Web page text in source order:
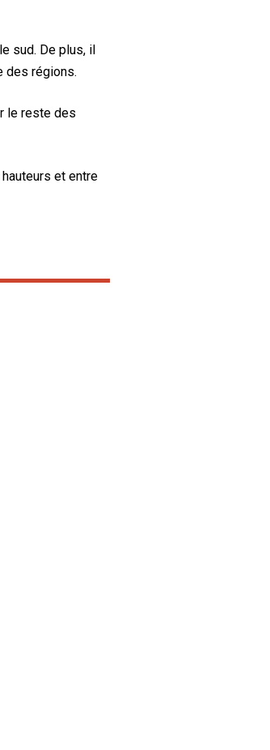
sud. De plus, il
des régions.
le reste des
et entre